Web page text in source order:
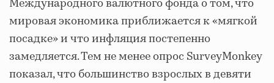
Международного валютного фонда о том, что
мировая экономика приближается к «мягкой
посадке» и что инфляция постепенно
замедляется. Тем не менее опрос SurveyMonkey
показал, что большинство взрослых в девяти